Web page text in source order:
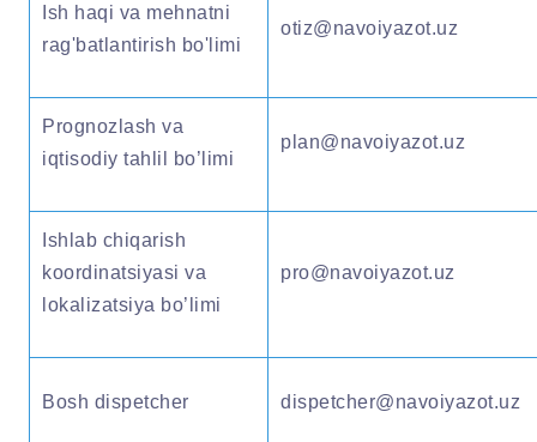
Ish haqi va mehnatni
rag'batlantirish bo'limi
otiz@navoiyazot.uz
Prognozlash va
iqtisodiy tahlil bo’limi
plan@navoiyazot.uz
Ishlab chiqarish
koordinatsiyasi va
lokalizatsiya bo’limi
pro@navoiyazot.uz
Bosh dispetcher dispetcher@navoiyazot.uz